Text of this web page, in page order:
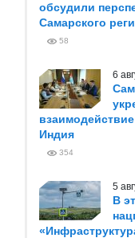
обсудили
Самарского
58
6
Индия
354
5
В